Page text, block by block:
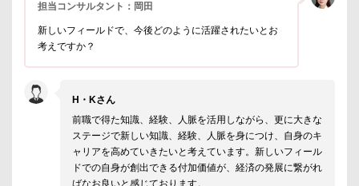
担当コンサルタント：岡田
新しいフィールドで、今後どのように活躍されたいとお
考えですか？
H・Kさん
前職で得た知識、経験、人脈を活用しながら、更に大きな
ステージで新しい知識、経験、人脈を身につけ、自身のキ
ャリアを高めていきたいと考えています。新しいフィール
ドでの自身が創出できる付加価値が、経済の発展に繋がれ
ばなお良いと感じております。